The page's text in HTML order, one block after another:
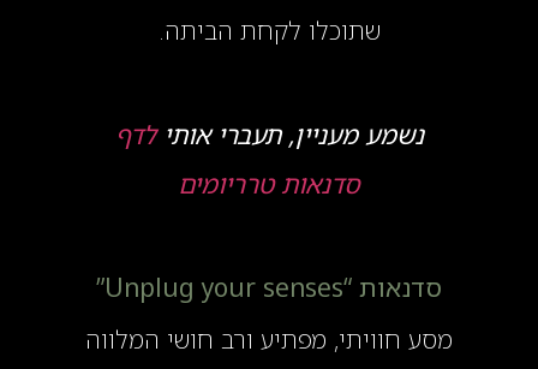
שתוכלו לקחת הביתה.
נשמע מעניין, תעברי אותילדף
סדנאות טרריומים
סדנאות “Unplug your senses”
מסע חוויתי, מפתיע ורב חושי המלווה